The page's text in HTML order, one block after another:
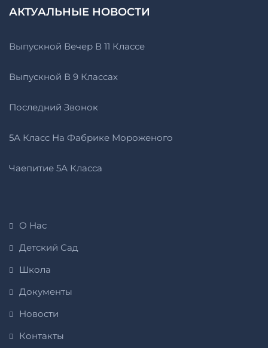
АКТУАЛЬНЫЕ НОВОСТИ
Выпускной Вечер В 11 Классе
Выпускной В 9 Классах
Последний Звонок
5А Класс На Фабрике Мороженого
Чаепитие 5А Класса
О Нас
Детский Сад
Школа
Документы
Новости
Контакты